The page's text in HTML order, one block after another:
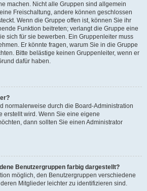
machen. Nicht alle Gruppen sind allgemein
Freischaltung, andere können geschlossen
Wenn die Gruppe offen ist, können Sie ihr
Funktion beitreten; verlangt die Gruppe eine
sich für sie bewerben. Ein Gruppenleiter muss
Er könnte fragen, warum Sie in die Gruppe
Bitte belästige keinen Gruppenleiter, wenn er
dafür haben.
normalerweise durch die Board-Administration
erstellt wird. Wenn Sie eine eigene
dann sollten Sie einen Administrator
Benutzergruppen farbig dargestellt?
möglich, den Benutzergruppen verschiedene
Mitglieder leichter zu identifizieren sind.